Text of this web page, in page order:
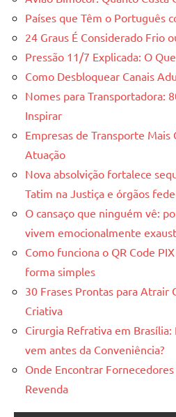
Países que Têm o Português
24 Graus É Considerado Frio
Pressão 11/7 Explicada: O
Como Desbloquear Canais
Nomes para Transportadora:
Inspirar
Empresas de Transporte Mais
Atuação
Nova absolvição fortalece
Tatim na Justiça e órgãos
O cansaço que ninguém vê:
vivem emocionalmente
Como funciona o QR Code
forma simples
30 Frases Prontas para Atrair
Criativa
Cirurgia Refrativa em Brasília:
vem antes da Conveniência?
Onde Encontrar
Revenda